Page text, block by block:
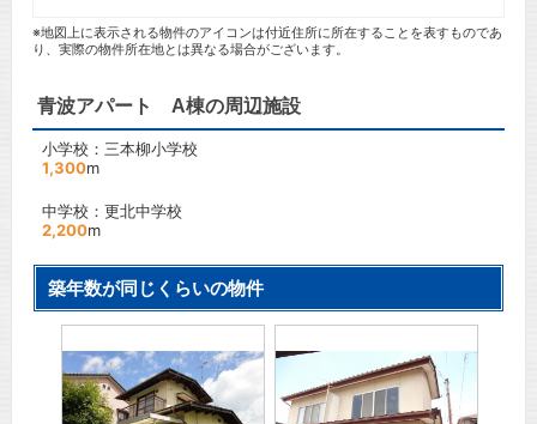
※地図上に表示される物件のアイコンは付近住所に所在することを表すものであ
り、実際の物件所在地とは異なる場合がございます。
青波アパート A棟の周辺施設
小学校：三本柳小学校
1,300m
中学校：更北中学校
2,200m
築年数が同じくらいの物件